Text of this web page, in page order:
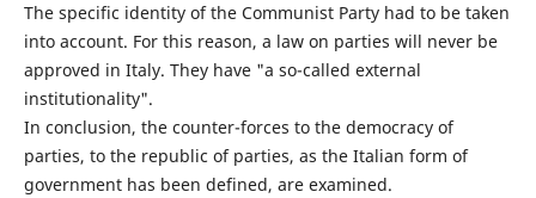
The specific identity of the Communist Party had to be taken
into account. For this reason, a law on parties will never be
approved in Italy. They have "a so-called external
institutionality".
In conclusion, the counter-forces to the democracy of
parties, to the republic of parties, as the Italian form of
government has been defined, are examined.